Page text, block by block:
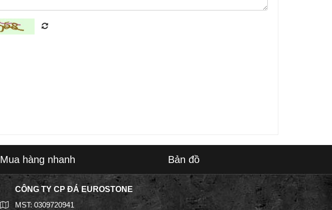
Mua hàng nhanh
CÔNG TY CP ĐÁ EUROSTONE
MST: 0309720941
Bản đồ